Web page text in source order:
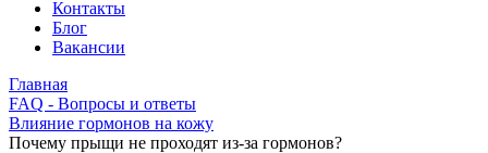
Контакты
Блог
Вакансии
Главная
FAQ - Вопросы и ответы
Влияние гормонов на кожу
Почему прыщи не проходят из-за гормонов?